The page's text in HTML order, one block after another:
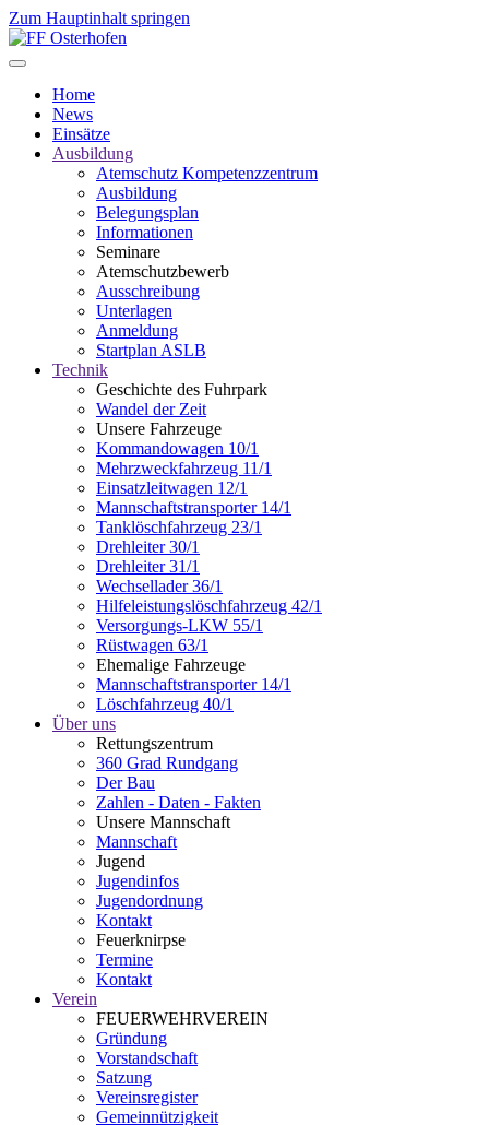
Zum Hauptinhalt springen
Home
News
Einsätze
Ausbildung
Atemschutz Kompetenzzentrum
Ausbildung
Belegungsplan
Informationen
Seminare
Atemschutzbewerb
Ausschreibung
Unterlagen
Anmeldung
Startplan ASLB
Technik
Geschichte des Fuhrpark
Wandel der Zeit
Unsere Fahrzeuge
Kommandowagen 10/1
Mehrzweckfahrzeug 11/1
Einsatzleitwagen 12/1
Mannschaftstransporter 14/1
Tanklöschfahrzeug 23/1
Drehleiter 30/1
Drehleiter 31/1
Wechsellader 36/1
Hilfeleistungslöschfahrzeug 42/1
Versorgungs-LKW 55/1
Rüstwagen 63/1
Ehemalige Fahrzeuge
Mannschaftstransporter 14/1
Löschfahrzeug 40/1
Über uns
Rettungszentrum
360 Grad Rundgang
Der Bau
Zahlen - Daten - Fakten
Unsere Mannschaft
Mannschaft
Jugend
Jugendinfos
Jugendordnung
Kontakt
Feuerknirpse
Termine
Kontakt
Verein
FEUERWEHRVEREIN
Gründung
Vorstandschaft
Satzung
Vereinsregister
Gemeinnützigkeit